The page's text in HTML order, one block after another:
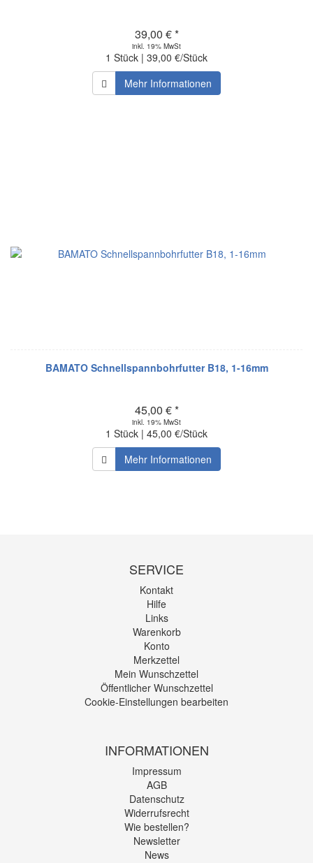
39,00 € *
inkl. 19% MwSt
1 Stück | 39,00 €/Stück
Mehr Informationen
BAMATO Schnellspannbohrfutter B18, 1-16mm
45,00 € *
inkl. 19% MwSt
1 Stück | 45,00 €/Stück
Mehr Informationen
SERVICE
Kontakt
Hilfe
Links
Warenkorb
Konto
Merkzettel
Mein Wunschzettel
Öffentlicher Wunschzettel
Cookie-Einstellungen bearbeiten
INFORMATIONEN
Impressum
AGB
Datenschutz
Widerrufsrecht
Wie bestellen?
Newsletter
News